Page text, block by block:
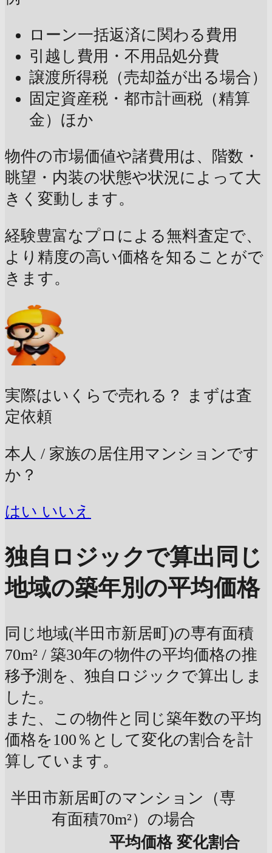
ローン一括返済に関わる費用
引越し費用・不用品処分費
譲渡所得税（売却益が出る場合）
固定資産税・都市計画税（精算
金）ほか
物件の市場価値や諸費用は、階数・
眺望・内装の状態や状況によって大
きく変動します。
経験豊富なプロによる無料査定で、
より精度の高い価格を知ることがで
きます。
実際はいくらで売れる？
まずは査
定依頼
本人 / 家族の居住用マンションです
か？
はい いいえ
独自ロジックで算出 同じ
地域の築年別の平均価格
同じ地域(半田市新居町)の専有面積
70m² / 築30年の物件の平均価格の推
移予測を、独自ロジックで算出しま
した。
また、この物件と同じ築年数の平均
価格を100％として変化の割合を計
算しています。
半田市新居町のマンション（専
有面積70m²）の場合
平均価格 変化割合